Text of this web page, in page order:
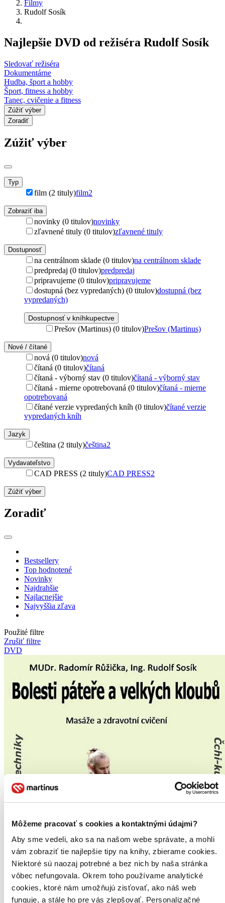
Môžeme pracovať s cookies a kontaktnými údajmi?
Aby sme vedeli, ako sa na našom webe správate, a mohli
vám zobraziť tie najlepšie tipy na knihy, zbierame cookies.
Niektoré sú naozaj potrebné a bez nich by naša stránka
vôbec nefungovala. Okrem toho používame analytické
cookies, ktoré nám umožňujú zisťovať, ako náš web
funguje, a stále ho pre vás zlepšovať. Personalizačné
Filmy
Rudolf Sosík
Najlepšie DVD od režiséra Rudolf Sosík
Sledovať režiséra
Dokumentárne
Hudba, šport a hobby
Šport, fitness a hobby
Tanec, cvičenie a fitness
Zúžiť výber
Zoradiť
Zúžiť výber
Typ
film (2 tituly)film2
Zobraziť iba
novinky (0 titulov)novinky
zľavnené tituly (0 titulov)zľavnené tituly
Dostupnosť
na centrálnom sklade (0 titulov)na centrálnom sklade
predpredaj (0 titulov)predpredaj
pripravujeme (0 titulov)pripravujeme
dostupná (bez vypredaných) (0 titulov)dostupná (bez
vypredaných)
Dostupnosť v kníhkupectve
Prešov (Martinus) (0 titulov)Prešov (Martinus)
Nové / čítané
nová (0 titulov)nová
čítaná (0 titulov)čítaná
čítaná - výborný stav (0 titulov)čítaná - výborný stav
čítaná - mierne opotrebovaná (0 titulov)čítaná - mierne
opotrebovaná
čítané verzie vypredaných kníh (0 titulov)čítané verzie
vypredaných kníh
Jazyk
čeština (2 tituly)čeština2
Vydavateľstvo
CAD PRESS (2 tituly)CAD PRESS2
Zúžiť výber
Zoradiť
Bestsellery
Top hodnotené
Novinky
Najdrahšie
Najlacnejšie
Najvyššia zľava
Použité filtre
Zrušiť filtre
DVD